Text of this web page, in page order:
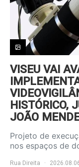
VISEU VAI
HISTÓRICO,
JOÃO
Projeto de
nos espaços de
Rua Direita